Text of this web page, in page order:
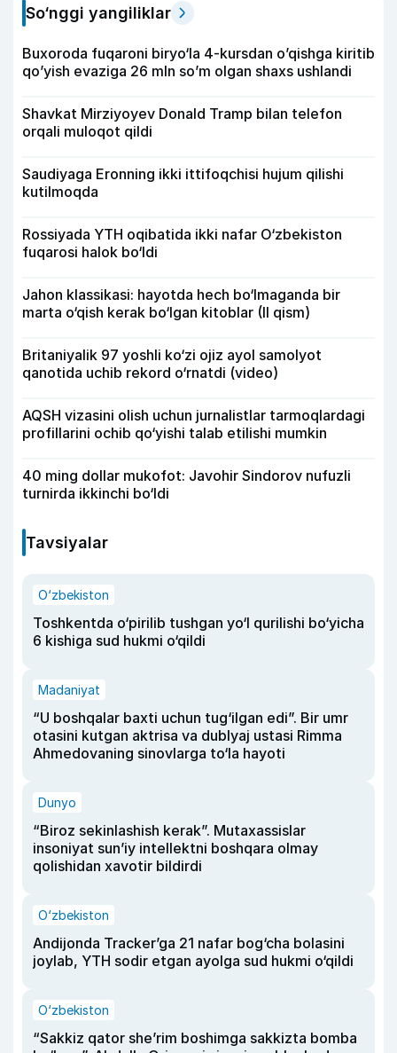
So‘nggi yangiliklar
Buxoroda fuqaroni biryo‘la 4-kursdan o’qishga kiritib
qo’yish evaziga 26 mln so’m olgan shaxs ushlandi
Shavkat Mirziyoyev Donald Tramp bilan telefon
orqali muloqot qildi
Saudiyaga Eronning ikki ittifoqchisi hujum qilishi
kutilmoqda
Rossiyada YTH oqibatida ikki nafar O‘zbekiston
fuqarosi halok bo‘ldi
Jahon klassikasi: hayotda hech bo‘lmaganda bir
marta o‘qish kerak bo‘lgan kitoblar (II qism)
Britaniyalik 97 yoshli ko‘zi ojiz ayol samolyot
qanotida uchib rekord o‘rnatdi (video)
AQSH vizasini olish uchun jurnalistlar tarmoqlardagi
profillarini ochib qo‘yishi talab etilishi mumkin
40 ming dollar mukofot: Javohir Sindorov nufuzli
turnirda ikkinchi bo‘ldi
Tavsiyalar
O‘zbekiston
Toshkentda o‘pirilib tushgan yo‘l qurilishi bo‘yicha
6 kishiga sud hukmi o‘qildi
Madaniyat
“U boshqalar baxti uchun tug‘ilgan edi”. Bir umr
otasini kutgan aktrisa va dublyaj ustasi Rimma
Ahmedovaning sinovlarga to‘la hayoti
Dunyo
“Biroz sekinlashish kerak”. Mutaxassislar
insoniyat sun’iy intellektni boshqara olmay
qolishidan xavotir bildirdi
O‘zbekiston
Andijonda Tracker’ga 21 nafar bog‘cha bolasini
joylab, YTH sodir etgan ayolga sud hukmi o‘qildi
O‘zbekiston
“Sakkiz qator she’rim boshimga sakkizta bomba